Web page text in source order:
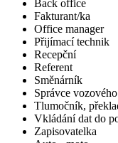
Back office
Fakturant/ka
Office manager
Přijímací technik
Recepční
Referent
Směnárník
Správce
Tlumočník,
Vkládání dat do
Zapisovatelka